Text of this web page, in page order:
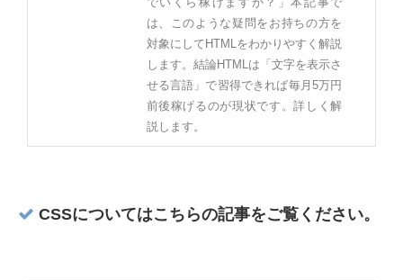
は、このような疑問をお持ちの方を
対象にしてHTMLをわかりやすく解説
します。結論HTMLは「文字を表示さ
せる言語」で習得できれば毎月5万円
前後稼げるのが現状です。詳しく解
説します。
CSSについてはこちらの記事をご覧ください。